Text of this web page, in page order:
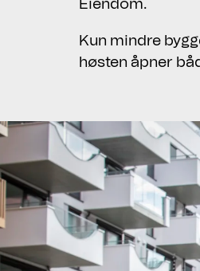
Eiendom.
Kun mindre
høsten åpner